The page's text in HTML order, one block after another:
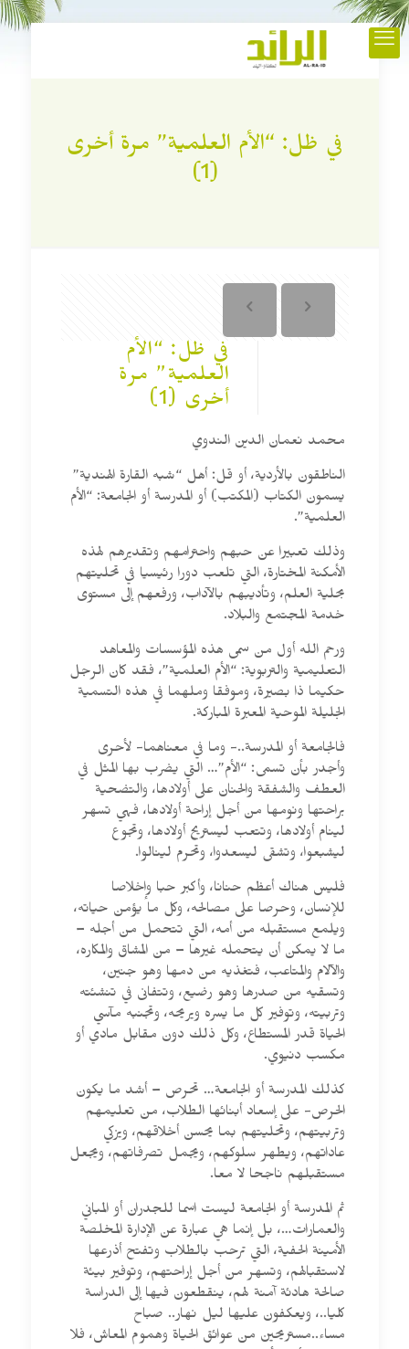
في ظل: “الأم العلمية” مرة أخرى
(1)
في ظل: “الأم
العلمية” مرة
أخرى (1)
محمد نعمان الدين الندوي
الناطقون بالأردية، أو قل: أهل “شبه القارة الهندية”
يسمون الكتاب (المكتب) أو المدرسة أو الجامعة: “الأم
العلمية”.
وذلك تعبيرا عن حبهم واحترامهم وتقديرهم لهذه
الأمكنة المختارة، التي تلعب دورا رئيسيا في تحليتهم
بحلية العلم، وتأديبهم بالآداب، ورفعهم إلى مستوى
خدمة المجتمع والبلاد.
ورحم الله أول من سمى هذه المؤسسات والمعاهد
التعليمية والتربوية: “الأم العلمية”، فقد كان الرجل
حكيما ذا بصيرة، وموفقا وملهما في هذه التسمية
الجليلة الموحية المعبرة المباركة.
فالجامعة أو المدرسة..- وما في معناهما- لأحرى
وأجدر بأن تسمى: “الأم”… التي يضرب بها المثل في
العطف والشفقة والحنان على أولادها، والتضحية
براحتها ونومها من أجل إراحة أولادها، فهي تسهر
لينام أولادها، وتتعب ليستريح أولادها، وتجوع
ليشبعوا، وتشقى ليسعدوا، وتحرم لينالوا.
فليس هناك أعظم حنانا، وأكبر حبا وإخلاصا
للإنسان، وحرصا على مصالحه، وكل ما يؤمن حياته،
ويلمع مستقبله من أمه، التي تتحمل من أجله –
ما لا يمكن أن يتحمله غيرها – من المشاق والمكاره،
والآلام والمتاعب، فتغذيه من دمها وهو جنين،
وتسقيه من صدرها وهو رضيع، وتتفانى في تنشئته
وتربيته، وتوفير كل ما يسره ويريحه، وتجنبه مآسي
الحياة قدر المستطاع، وكل ذلك دون مقابل مادي أو
مكسب دنيوي.
كذلك المدرسة أو الجامعة… تحرص – أشد ما يكون
الحرص- على إسعاد أبنائها الطلاب، من تعليمهم
وتربيتهم، وتحليتهم بما يحسن أخلاقهم، ويزكي
عاداتهم، ويطهر سلوكهم، ويجمل تصرفاتهم، ويجعل
مستقبلهم ناجحا لا معا.
ثم المدرسة أو الجامعة ليست اسما للجدران أو المباني
والعمارات…، بل إنما هي عبارة عن الإدارة المخلصة
الأمينة الحفية، التي ترحب بالطلاب وتفتح أذرعها
لاستقبالهم، وتسهر من أجل إراحتهم، وتوفير بيئة
صالحة هادئة آمنة لهم، ينقطعون فيها إلى الدراسة
كليا..، ويعكفون عليها ليل نهار.. صباح
مساء..مستريحين من عوائق الحياة وهموم المعاش، فلا